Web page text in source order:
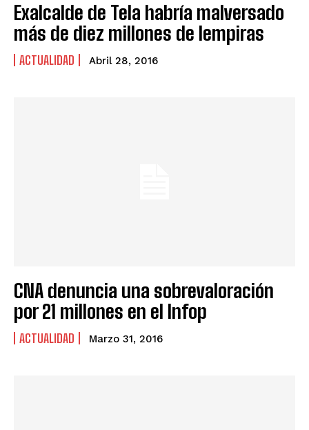
Exalcalde de Tela habría malversado
más de diez millones de lempiras
ACTUALIDAD Abril 28, 2016
CNA denuncia una sobrevaloración
por 21 millones en el Infop
ACTUALIDAD Marzo 31, 2016